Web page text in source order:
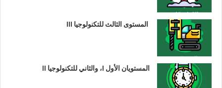
المستوى الثالث للتكنولوجيا III
المستويان الأول I، والثاني للتكنولوجيا II